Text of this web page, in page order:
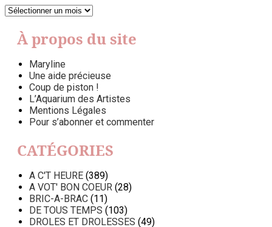
DANS
BAZENNE
(ARCHIVES)
À propos du site
Maryline
Une aide précieuse
Coup de piston !
L’Aquarium des Artistes
Mentions Légales
Pour s’abonner et commenter
CATÉGORIES
A C'T HEURE (389)
A VOT' BON COEUR (28)
BRIC-A-BRAC (11)
DE TOUS TEMPS (103)
DROLES ET DROLESSES (49)